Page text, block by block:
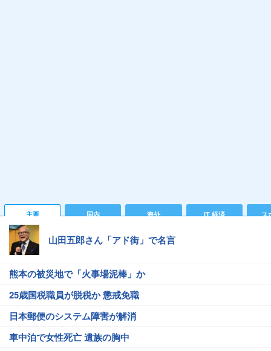
主要 国内 海外 IT 経済 ス
山田五郎さん「アド街」で名言
熊本の被災地で「火事場泥棒」か
25歳国税職員が脱税か 懲戒免職
日本郵便のシステム障害が解消
車中泊で女性死亡 遺族の胸中